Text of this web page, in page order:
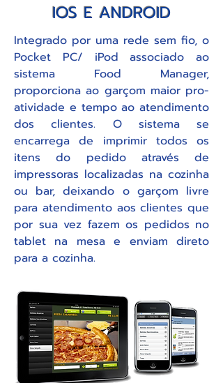
IOS E ANDROID
Integrado por uma rede sem fio, o
Pocket PC/ iPod associado ao
sistema Food Manager,
proporciona ao garçom maior pro-
atividade e tempo ao atendimento
dos clientes. O sistema se
encarrega de imprimir todos os
itens do pedido através de
impressoras localizadas na cozinha
ou bar, deixando o garçom livre
para atendimento aos clientes que
por sua vez fazem os pedidos no
tablet na mesa e enviam direto
para a cozinha.